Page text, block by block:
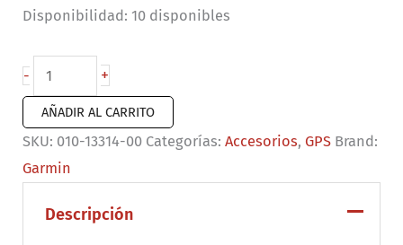
Disponibilidad: 10 disponibles
-
Banda
Garmin
HRM-
Fit
cantidad
+
AÑADIR AL CARRITO
SKU: 010-13314-00 Categorías:Accesorios, GPS Brand:
Garmin
Descripción